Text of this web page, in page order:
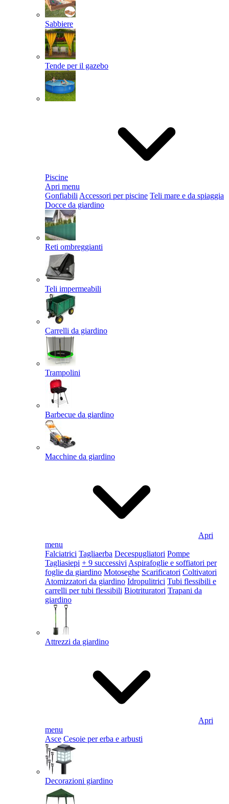
Sabbiere
Tende per il gazebo
Piscine
Apri menu
Gonfiabili Accessori per piscine Teli mare e da spiaggia
Docce da giardino
Reti ombreggianti
Teli impermeabili
Carrelli da giardino
Trampolini
Barbecue da giardino
Macchine da giardino
Apri
menu
Falciatrici Tagliaerba Decespugliatori Pompe
Tagliasiepi + 9 successivi Aspirafoglie e soffiatori per
foglie da giardino Motoseghe Scarificatori Coltivatori
Atomizzatori da giardino Idropulitrici Tubi flessibili e
carrelli per tubi flessibili Biotrituratori Trapani da
giardino
Attrezzi da giardino
Apri
menu
Asce Cesoie per erba e arbusti
Decorazioni giardino